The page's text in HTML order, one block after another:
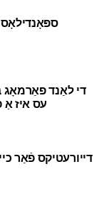
עס איז
דייורעטיקס פֿאַר